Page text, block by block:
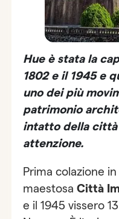
Hue è stata la
1802 e il 1945 e
uno dei più
patrimonio
intatto della
attenzione.
Prima colazione
maestosaCittà
e il 1945 vissero